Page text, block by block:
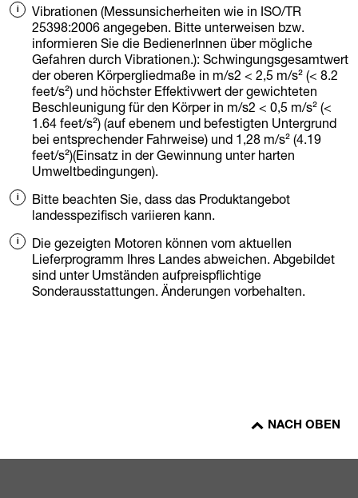
Vibrationen (Messunsicherheiten wie in ISO/TR
25398:2006 angegeben. Bitte unterweisen bzw.
informieren Sie die BedienerInnen über mögliche
Gefahren durch Vibrationen.): Schwingungsgesamtwert
der oberen Körpergliedmaße in m/s2 < 2,5 m/s² (< 8.2
feet/s²) und höchster Effektivwert der gewichteten
Beschleunigung für den Körper in m/s2 < 0,5 m/s² (<
1.64 feet/s²) (auf ebenem und befestigten Untergrund
bei entsprechender Fahrweise) und 1,28 m/s² (4.19
feet/s²)(Einsatz in der Gewinnung unter harten
Umweltbedingungen).
Bitte beachten Sie, dass das Produktangebot
landesspezifisch variieren kann.
Die gezeigten Motoren können vom aktuellen
Lieferprogramm Ihres Landes abweichen. Abgebildet
sind unter Umständen aufpreispflichtige
Sonderausstattungen. Änderungen vorbehalten.
NACH OBEN